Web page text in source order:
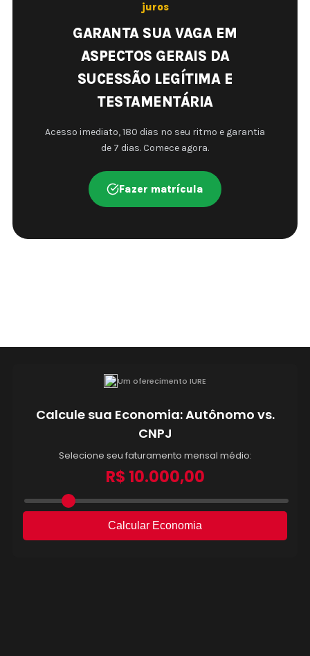
juros
GARANTA SUA VAGA EM
ASPECTOS GERAIS DA
SUCESSÃO LEGÍTIMA E
TESTAMENTÁRIA
Acesso imediato, 180 dias no seu ritmo e garantia
de 7 dias. Comece agora.
Fazer matrícula